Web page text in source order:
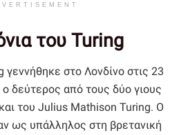
του Turing
στο Λονδίνο στις 23
ο δεύτερος από τους δύο γιους
του Julius Mathison Turing. Ο
ως υπάλληλος στη βρετανική